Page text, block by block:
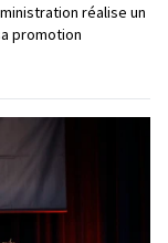
réalise un
promotion